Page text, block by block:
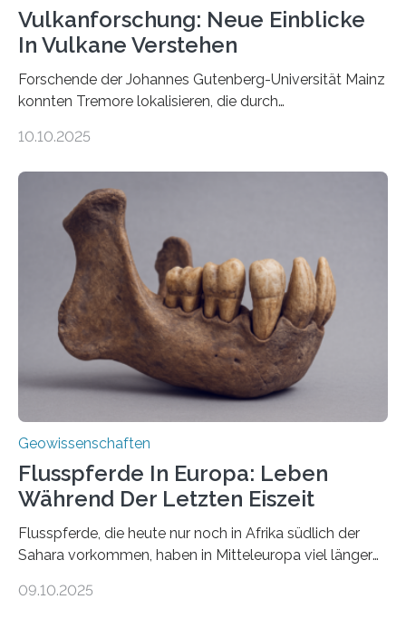
Vulkanforschung: Neue Einblicke
In Vulkane Verstehen
Forschende der Johannes Gutenberg-Universität Mainz
konnten Tremore lokalisieren, die durch
Vulkan? Was passiert in der Erde darunter? Wo
erzeugt durch Magma oder Gase, die sich durch
Schlote einen Weg nach oben bahnen? Jun.-Prof. Dr.
Miriam Christina Reiss, Vulkanseismologin an der
Johannes Gutenberg-Universität Mainz (JGU), und ihr
Team haben am Vulkan Oldoinyo Lengai in Tansania
solche Tremore lokalisiert. „Wir konnten die Tremore
nicht nur nachweisen, sondern ihren Ort in…
10.10.2025
Geowissenschaften
Flusspferde In Europa: Leben
Während Der Letzten Eiszeit
Flusspferde, die heute nur noch in Afrika südlich der
Sahara vorkommen, haben in Mitteleuropa viel länger
Knochenfunden zeigen, dass Flusspferde noch vor
09.10.2025